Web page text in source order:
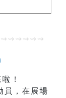
！
員，在展場